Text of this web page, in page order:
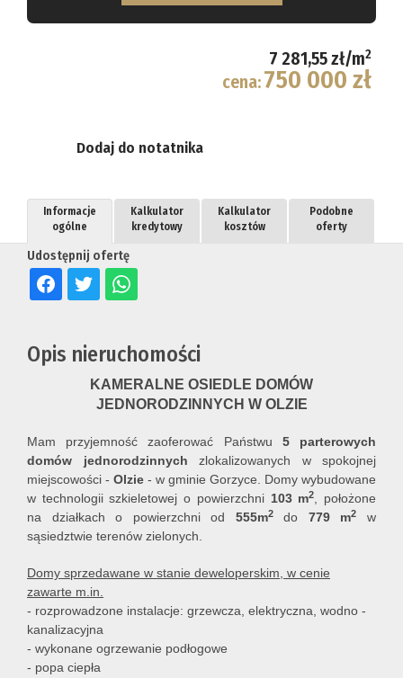
7 281,55 zł/m2
cena:750 000 zł
Dodaj do notatnika
Udostępnij ofertę
Informacje
ogólne
Kalkulator
kredytowy
Kalkulator
kosztów
Podobne
oferty
Opis nieruchomości
KAMERALNE OSIEDLE DOMÓW
JEDNORODZINNYCH W OLZIE
Mam przyjemność zaoferować Państwu 5 parterowych
domów jednorodzinnych zlokalizowanych w spokojnej
miejscowości - Olzie - w gminie Gorzyce. Domy wybudowane
w technologii szkieletowej o powierzchni 103 m2, położone
na działkach o powierzchni od 555m2do 779 m2
w
sąsiedztwie terenów zielonych.
Domy sprzedawane w stanie deweloperskim, w cenie
zawarte m.in.
- rozprowadzone instalacje: grzewcza, elektryczna, wodno -
kanalizacyjna
- wykonane ogrzewanie podłogowe
- popa ciepła